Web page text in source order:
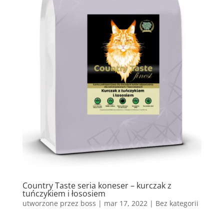
Country Taste seria koneser – kurczak z
tuńczykiem i łososiem
utworzone przez boss | mar 17, 2022| Bez kategorii